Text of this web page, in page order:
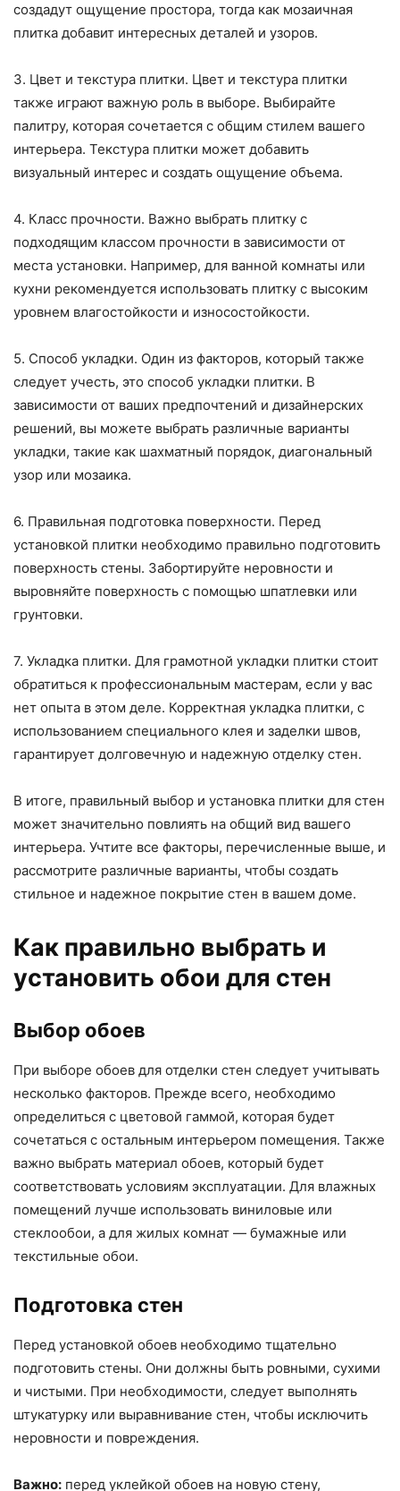
создадут ощущение простора, тогда как мозаичная
плитка добавит интересных деталей и узоров.
3. Цвет и текстура плитки. Цвет и текстура плитки
также играют важную роль в выборе. Выбирайте
палитру, которая сочетается с общим стилем вашего
интерьера. Текстура плитки может добавить
визуальный интерес и создать ощущение объема.
4. Класс прочности. Важно выбрать плитку с
подходящим классом прочности в зависимости от
места установки. Например, для ванной комнаты или
кухни рекомендуется использовать плитку с высоким
уровнем влагостойкости и износостойкости.
5. Способ укладки. Один из факторов, который также
следует учесть, это способ укладки плитки. В
зависимости от ваших предпочтений и дизайнерских
решений, вы можете выбрать различные варианты
укладки, такие как шахматный порядок, диагональный
узор или мозаика.
6. Правильная подготовка поверхности. Перед
установкой плитки необходимо правильно подготовить
поверхность стены. Забортируйте неровности и
выровняйте поверхность с помощью шпатлевки или
грунтовки.
7. Укладка плитки. Для грамотной укладки плитки стоит
обратиться к профессиональным мастерам, если у вас
нет опыта в этом деле. Корректная укладка плитки, с
использованием специального клея и заделки швов,
гарантирует долговечную и надежную отделку стен.
В итоге, правильный выбор и установка плитки для стен
может значительно повлиять на общий вид вашего
интерьера. Учтите все факторы, перечисленные выше, и
рассмотрите различные варианты, чтобы создать
стильное и надежное покрытие стен в вашем доме.
Как правильно выбрать и
установить обои для стен
Выбор обоев
При выборе обоев для отделки стен следует учитывать
несколько факторов. Прежде всего, необходимо
определиться с цветовой гаммой, которая будет
сочетаться с остальным интерьером помещения. Также
важно выбрать материал обоев, который будет
соответствовать условиям эксплуатации. Для влажных
помещений лучше использовать виниловые или
стеклообои, а для жилых комнат — бумажные или
текстильные обои.
Подготовка стен
Перед установкой обоев необходимо тщательно
подготовить стены. Они должны быть ровными, сухими
и чистыми. При необходимости, следует выполнять
штукатурку или выравнивание стен, чтобы исключить
неровности и повреждения.
Важно: перед уклейкой обоев на новую стену,